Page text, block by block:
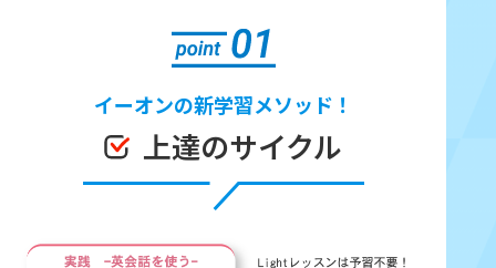
イーオンの新学習メソッド！
上達のサイクル